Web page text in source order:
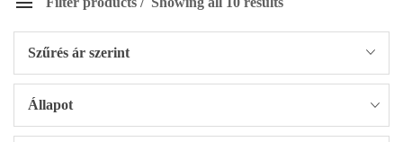
Szűrés ár szerint
Állapot